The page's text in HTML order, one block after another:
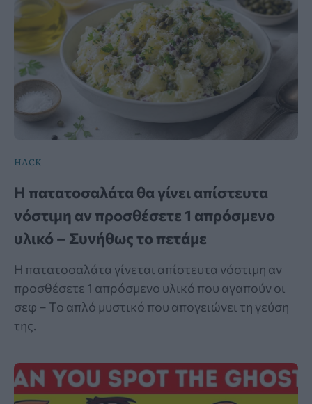
HACK
Η πατατοσαλάτα θα γίνει απίστευτα
νόστιμη αν προσθέσετε 1 απρόσμενο
υλικό – Συνήθως το πετάμε
Η πατατοσαλάτα γίνεται απίστευτα νόστιμη αν
προσθέσετε 1 απρόσμενο υλικό που αγαπούν οι
σεφ – Το απλό μυστικό που απογειώνει τη γεύση
της.